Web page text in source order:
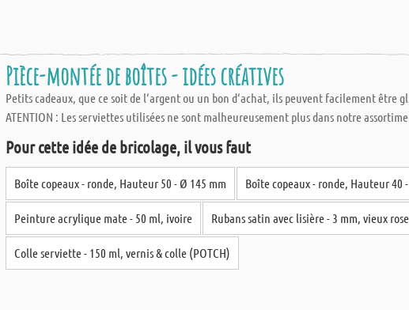
Pièce-montée de boîtes - idées créatives
Petits cadeaux, que ce soit de l‘argent ou un bon d‘achat, ils peuvent facilement être
ATENTION : Les serviettes utilisées ne sont malheureusement plus dans notre
Pour cette idée de bricolage, il vous faut
Boîte copeaux - ronde, Hauteur 50 - Ø 145 mm Boîte copeaux - ronde, Hauteur 40
Peinture acrylique mate - 50 ml, ivoire Rubans satin avec lisière - 3 mm, vieux rose
Colle serviette - 150 ml, vernis & colle (POTCH)